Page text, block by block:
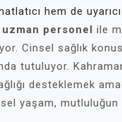
hem de
uzman personel ile
Cinsel sağlık
tutuluyor.
desteklemek
yaşam, mutluluğun